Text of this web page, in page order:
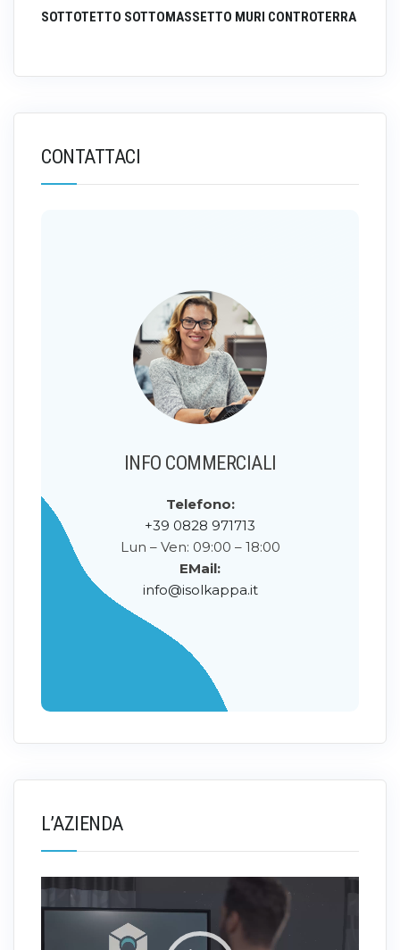
SOTTOTETTO SOTTOMASSETTO MURI CONTROTERRA
CONTATTACI
INFO COMMERCIALI
Telefono:
+39 0828 971713
Lun – Ven: 09:00 – 18:00
EMail:
info@isolkappa.it
L’AZIENDA
Video
Player